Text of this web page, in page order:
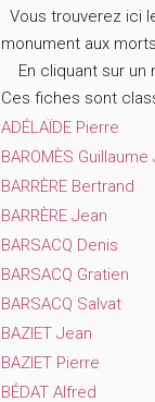
Vous trouverez ici
monument aux
En cliquant sur un
Ces fiches sont
ADÉLAÏDE Pierre
BAROMÈS Guillaume
BARRÈRE Bertrand
BARRÈRE Jean
BARSACQ Denis
BARSACQ Gratien
BARSACQ Salvat
BAZIET Jean
BAZIET Pierre
BÉDAT Alfred